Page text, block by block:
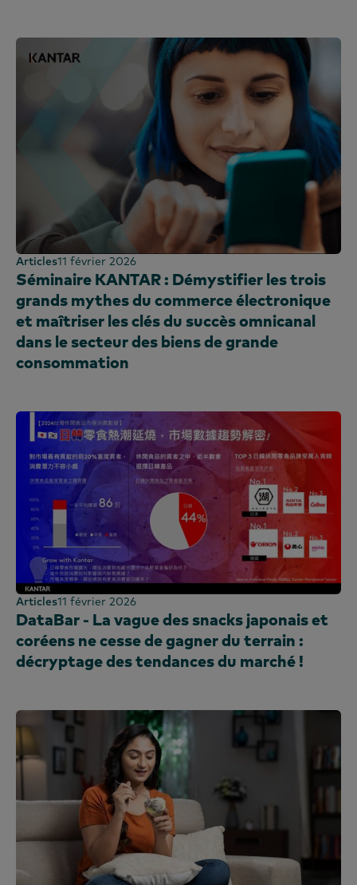
Articles11 février 2026
Séminaire KANTAR : Démystifier les trois
grands mythes du commerce électronique
et maîtriser les clés du succès omnicanal
dans le secteur des biens de grande
consommation
Articles11 février 2026
DataBar - La vague des snacks japonais et
coréens ne cesse de gagner du terrain :
décryptage des tendances du marché !